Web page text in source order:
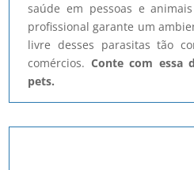
saúde em pessoas e
profissional garante um
livre desses parasitas tão
comércios. Conte com essa
pets.